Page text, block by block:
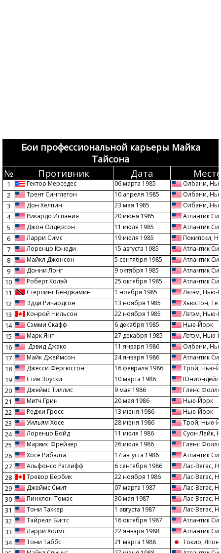
Бои профессиональной карьеры Майка
Тайсона
№ Противник Дата
1 Гектор Мерседес 06 марта 1985 Олбани,
2 Трент Синглетон 10 апреля 1985 Олбани,
3 Дон Хелпин 23 мая 1985 Олбани,
4 Рикардо Испания 20 июня 1985 Атлантик
5 Джон Олдерсон 11 июля 1985 Атлантик
6 Ларри Симс 19 июля 1985 Покипски,
7 Лоренцо Кэнеди 15 августа 1985 Атлантик
8 Майкл Джонсон 5 сентября 1985 Атлантик
9 Донни Лонг 9 октября 1985 Атлантик
10 Роберт Колэй 25 октября 1985 Атлантик
11 Стерлинг Бенджамин 1 ноября 1985 Лэтэм, Нью-
12 Эдди Ричардсон 13 ноября 1985 Хьюстон,
13 Конрой Нильсон 22 ноября 1985 Лэтэм, Нью-
14 Сэмми Скафф 6 декабря 1985 Нью-Йорк
15 Марк Янг 27 декабря 1985 Лэтэм, Нью-
16 Дэвид Джако 11 января 1986 Олбани,
17 Майк Джеймсон 24 января 1986 Атлантик
18 Джесси Фергюссон 16 февраля 1986 Трой, Нью-
19 Стив Зоуски 10 марта 1986
20 Джеймс Тиллис 9 мая 1986 Гленс Фоллс
21 Митч Грин 20 мая 1986 Нью-Йорк
22 Реджи Гросс 13 июня 1986 Нью-Йорк
23 Уильям Хосе 28 июня 1986 Трой, Нью-
24 Лоренцо Бойд 11 июля 1986 Суон Лейк,
25 Марвис Фрейзер 26 июля 1986 Гленс Фоллс
26 Хосе Рибалта 17 августа 1986 Атлантик
27 Альфонсо Рэтлифф 6 сентября 1986 Лас-Вегас,
28 Тревор Бербик 22 ноября 1986 Лас-Вегас,
29 Джеймс Смит 07 марта 1987 Лас-Вегас,
30 Пинклон Томас 30 мая 1987 Лас-Вегас,
31 Тони Таккер 1 августа 1987 Лас-Вегас,
32 Тайрелл Биггс 16 октября 1987 Атлантик
33 Ларри Холмс 22 января 1988 Атлантик
34 Тони Таббс 21 марта 1988 Токио,